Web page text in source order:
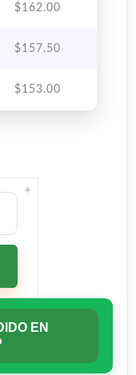
$162.00
$157.50
$153.00
+
EN